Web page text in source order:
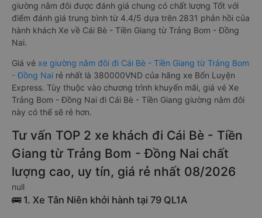
giường nằm đôi được đánh giá chung có chất lượng Tốt với
điểm đánh giá trung bình từ 4.4/5 dựa trên 2831 phản hồi của
hành khách Xe về Cái Bè - Tiền Giang từ Trảng Bom - Đồng
Nai.
Giá vé xe giường nằm đôi đi Cái Bè - Tiền Giang từ Trảng Bom
- Đồng Nai rẻ nhất là 380000VND của hãng xe Bốn Luyện
Express. Tùy thuộc vào chương trình khuyến mãi, giá vé Xe
Trảng Bom - Đồng Nai đi Cái Bè - Tiền Giang giường nằm đôi
này có thể sẽ rẻ hơn.
Tư vấn TOP 2 xe khách đi Cái Bè - Tiền
Giang từ Trảng Bom - Đồng Nai chất
lượng cao, uy tín, giá rẻ nhất 08/2026
null
🚌 1. Xe Tân Niên khởi hành tại 79 QL1A